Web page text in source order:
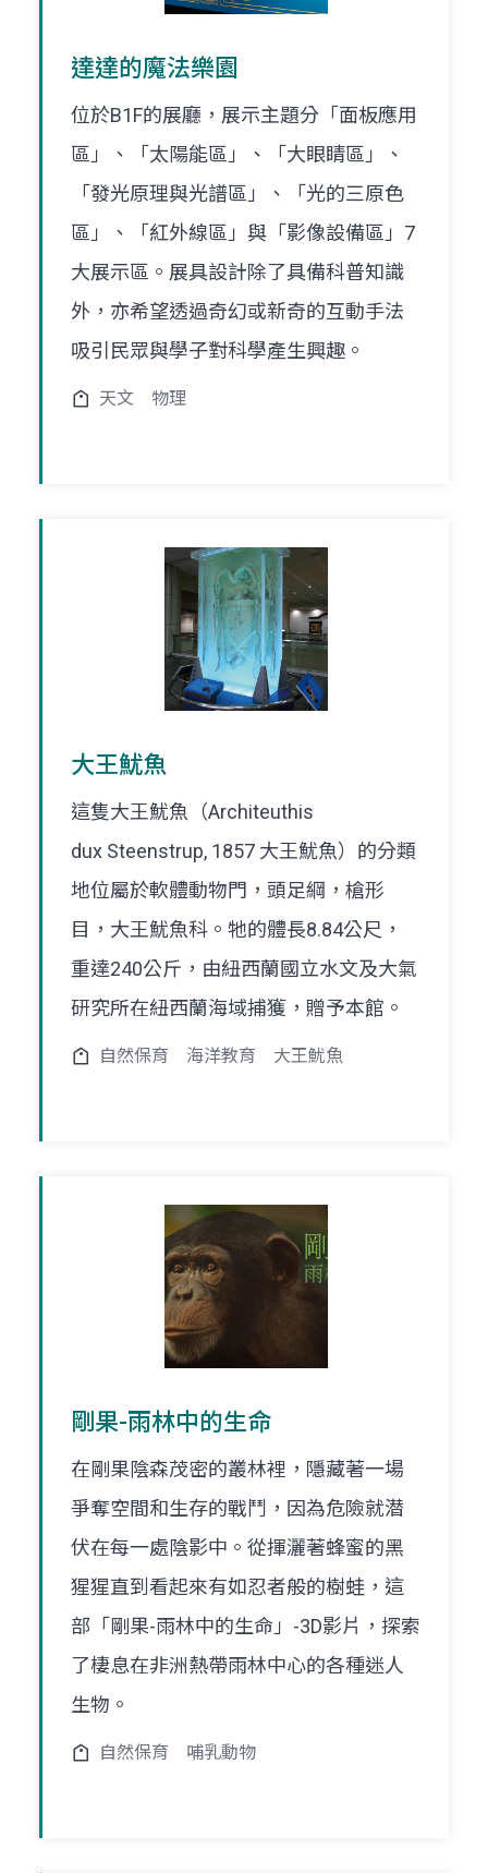
達達的魔法樂園
位於B1F的展廳，展示主題分「面板應用
區」、「太陽能區」、「大眼睛區」、
「發光原理與光譜區」、「光的三原色
區」、「紅外線區」與「影像設備區」7
大展示區。展具設計除了具備科普知識
外，亦希望透過奇幻或新奇的互動手法
吸引民眾與學子對科學產生興趣。
天文 物理
大王魷魚
這隻大王魷魚（Architeuthis
dux Steenstrup, 1857 大王魷魚）的分類
地位屬於軟體動物門，頭足綱，槍形
目，大王魷魚科。牠的體長8.84公尺，
重達240公斤，由紐西蘭國立水文及大氣
研究所在紐西蘭海域捕獲，贈予本館。
自然保育 海洋教育 大王魷魚
剛果-雨林中的生命
在剛果陰森茂密的叢林裡，隱藏著一場
爭奪空間和生存的戰鬥，因為危險就潜
伏在每一處陰影中。從揮灑著蜂蜜的黑
猩猩直到看起來有如忍者般的樹蛙，這
部「剛果-雨林中的生命」-3D影片，探索
了棲息在非洲熱帶雨林中心的各種迷人
生物。
自然保育 哺乳動物